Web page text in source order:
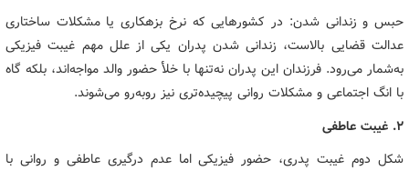
حبس و زندانی شدن: در کشورهایی که نرخ بزهکاری یا مشکلات ساختاری
عدالت قضایی بالاست، زندانی شدن پدران یکی از علل مهم غیبت فیزیکی
به‌شمار می‌رود. فرزندان این پدران نه‌تنها با خلأ حضور والد مواجه‌اند، بلکه گاه
با انگ اجتماعی و مشکلات روانی پیچیده‌تری نیز روبه‌رو می‌شوند.
۲. غیبت عاطفی
شکل دوم غیبت پدری، حضور فیزیکی اما عدم درگیری عاطفی و روانی با